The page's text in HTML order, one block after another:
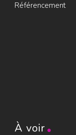
Référencement
À voir